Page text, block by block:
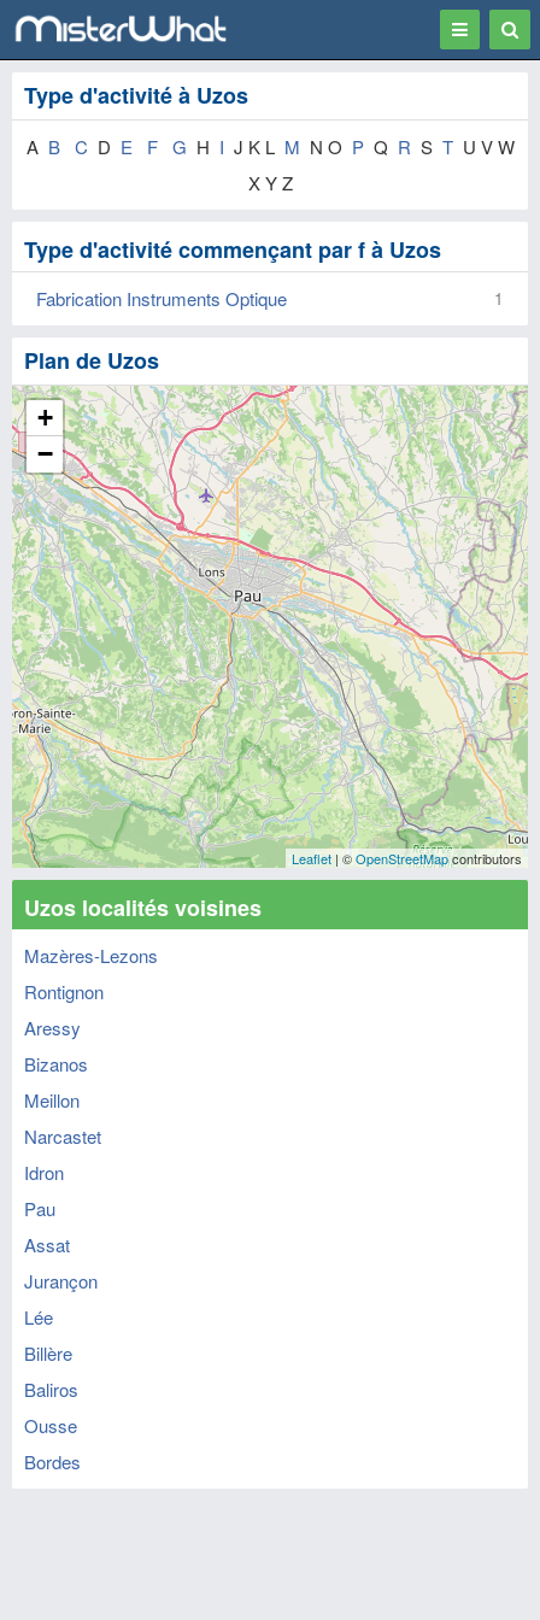
Toggle
Type d'activité à Uzos
A B C D E F G H I J K L M N O P Q R S T U V W
X Y Z
Type d'activité commençant par f à Uzos
Fabrication Instruments Optique 1
Plan de Uzos
+
−
Leaflet | ©OpenStreetMapcontributors
Uzos localités voisines
Mazères-Lezons
Rontignon
Aressy
Bizanos
Meillon
Narcastet
Idron
Pau
Assat
Jurançon
Lée
Billère
Baliros
Ousse
Bordes